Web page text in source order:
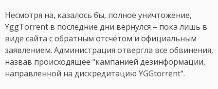
Несмотря на, казалось бы, полное уничтожение,
YggTorrent в последние дни вернулся – пока лишь в
виде сайта с обратным отсчётом и официальным
заявлением. Администрация отвергла все обвинения,
назвав происходящее "кампанией дезинформации,
направленной на дискредитацию YGGtorrent".